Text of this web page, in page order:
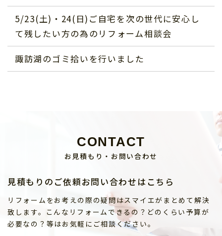
5/23(土)・24(日)ご自宅を次の世代に安心し
て残したい方の為のリフォーム相談会
諏訪湖のゴミ拾いを行いました
CONTACT
お見積もり・お問い合わせ
見積もりのご依頼お問い合わせはこちら
リフォームをお考えの際の疑問はスマイエがまとめて解決
致します。こんなリフォームできるの？どのくらい予算が
必要なの？等はお気軽にご相談ください。